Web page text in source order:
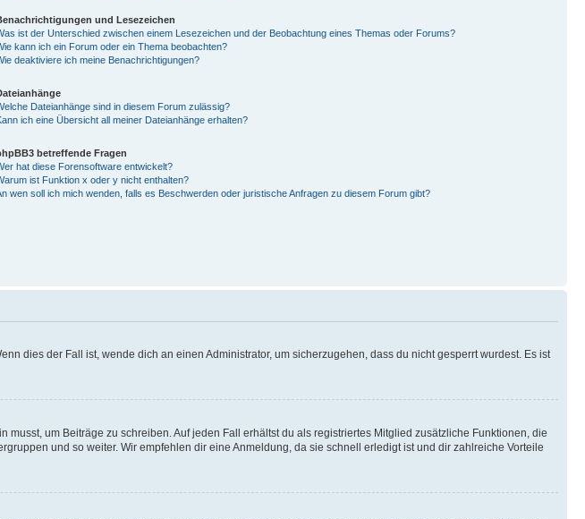
und Lesezeichen
ist der Unterschied zwischen einem Lesezeichen und der Beobachtung eines Themas oder Forums?
kann ich ein Forum oder ein Thema beobachten?
deaktiviere ich meine Benachrichtigungen?
Dateianhänge sind in diesem Forum zulässig?
ich eine Übersicht all meiner Dateianhänge erhalten?
betreffende Fragen
hat diese Forensoftware entwickelt?
ist Funktion x oder y nicht enthalten?
wen soll ich mich wenden, falls es Beschwerden oder juristische Anfragen zu diesem Forum gibt?
dies der Fall ist, wende dich an einen Administrator, um sicherzugehen, dass du nicht gesperrt wurdest. Es ist
um Beiträge zu schreiben. Auf jeden Fall erhältst du als registriertes Mitglied zusätzliche Funktionen, die
und so weiter. Wir empfehlen dir eine Anmeldung, da sie schnell erledigt ist und dir zahlreiche Vorteile